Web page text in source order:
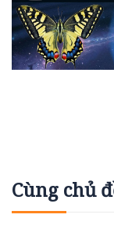
Cùng chủ